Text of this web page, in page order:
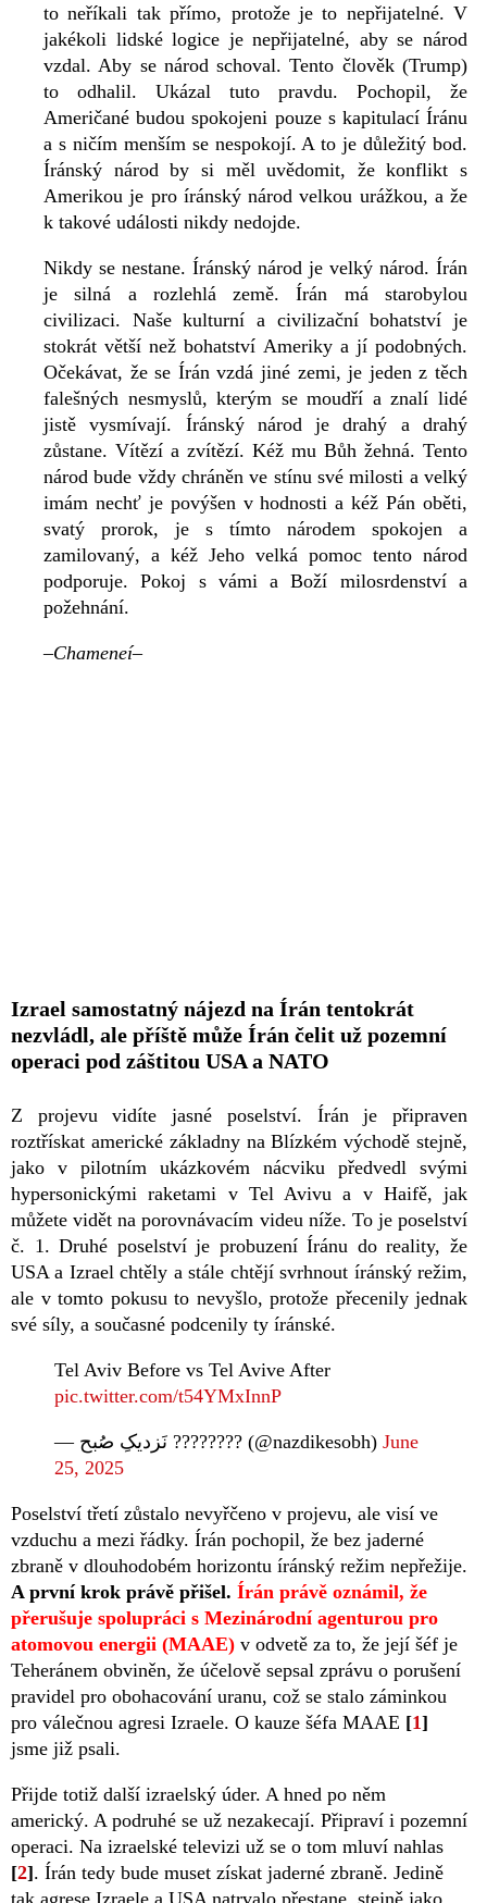
to neříkali tak přímo, protože je to nepřijatelné. V
jakékoli lidské logice je nepřijatelné, aby se národ
vzdal. Aby se národ schoval. Tento člověk (Trump)
to odhalil. Ukázal tuto pravdu. Pochopil, že
Američané budou spokojeni pouze s kapitulací Íránu
a s ničím menším se nespokojí. A to je důležitý bod.
Íránský národ by si měl uvědomit, že konflikt s
Amerikou je pro íránský národ velkou urážkou, a že
k takové události nikdy nedojde.
Nikdy se nestane. Íránský národ je velký národ. Írán
je silná a rozlehlá země. Írán má starobylou
civilizaci. Naše kulturní a civilizační bohatství je
stokrát větší než bohatství Ameriky a jí podobných.
Očekávat, že se Írán vzdá jiné zemi, je jeden z těch
falešných nesmyslů, kterým se moudří a znalí lidé
jistě vysmívají. Íránský národ je drahý a drahý
zůstane. Vítězí a zvítězí. Kéž mu Bůh žehná. Tento
národ bude vždy chráněn ve stínu své milosti a velký
imám nechť je povýšen v hodnosti a kéž Pán oběti,
svatý prorok, je s tímto národem spokojen a
zamilovaný, a kéž Jeho velká pomoc tento národ
podporuje. Pokoj s vámi a Boží milosrdenství a
požehnání.
–Chameneí–
Izrael samostatný nájezd na Írán tentokrát
nezvládl, ale příště může Írán čelit už pozemní
operaci pod záštitou USA a NATO
Z projevu vidíte jasné poselství. Írán je připraven
roztřískat americké základny na Blízkém východě stejně,
jako v pilotním ukázkovém nácviku předvedl svými
hypersonickými raketami v Tel Avivu a v Haifě, jak
můžete vidět na porovnávacím videu níže. To je poselství
č. 1. Druhé poselství je probuzení Íránu do reality, že
USA a Izrael chtěly a stále chtějí svrhnout íránský režim,
ale v tomto pokusu to nevyšlo, protože přecenily jednak
své síly, a současné podcenily ty íránské.
Tel Aviv Before vs Tel Avive After
pic.twitter.com/t54YMxInnP
— نَزدیکِ صُبح ???????? (@nazdikesobh) June
25, 2025
Poselství třetí zůstalo nevyřčeno v projevu, ale visí ve
vzduchu a mezi řádky. Írán pochopil, že bez jaderné
zbraně v dlouhodobém horizontu íránský režim nepřežije.
A první krok právě přišel. Írán právě oznámil, že
přerušuje spolupráci s Mezinárodní agenturou pro
atomovou energii (MAAE) v odvetě za to, že její šéf je
Teheránem obviněn, že účelově sepsal zprávu o porušení
pravidel pro obohacování uranu, což se stalo záminkou
pro válečnou agresi Izraele. O kauze šéfa MAAE [1]
jsme již psali.
Přijde totiž další izraelský úder. A hned po něm
americký. A podruhé se už nezakecají. Připraví i pozemní
operaci. Na izraelské televizi už se o tom mluví nahlas
[2]. Írán tedy bude muset získat jaderné zbraně. Jedině